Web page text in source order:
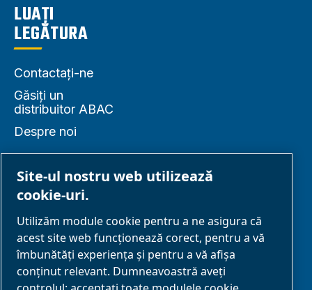
LUAȚI
LEGĂTURA
Contactați-ne
Găsiți un
distribuitor ABAC
Despre noi
PARTENERIAT
Parteneri de
afaceri
Site-ul nostru web utilizează
cookie-uri.
Utilizăm module cookie pentru a ne asigura că
acest site web funcționează corect, pentru a vă
îmbunătăți experiența și pentru a vă afișa
conținut relevant. Dumneavoastră aveți